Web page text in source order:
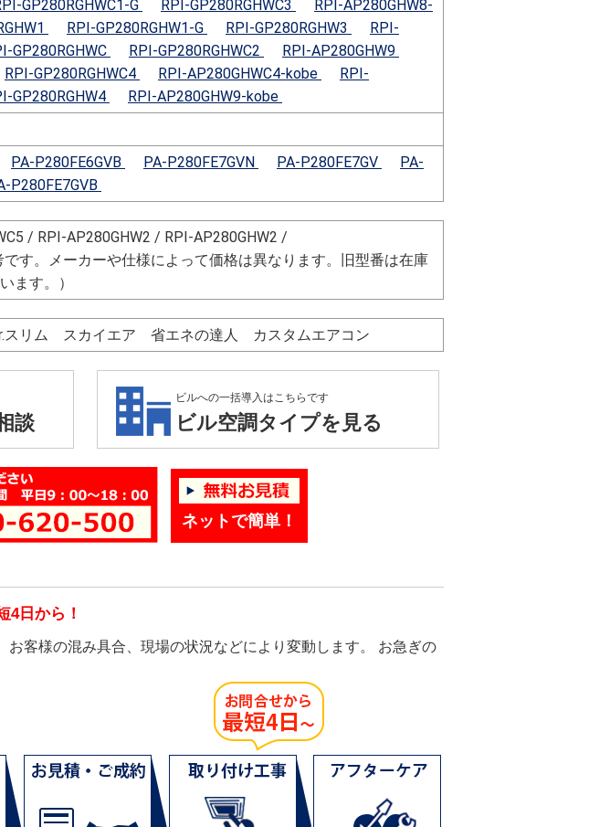
GP280RGHWC1-G RPI-GP280RGHWC3
RPI-AP280GHW8-
RPI-GP280RGHW1-G RPI-GP280RGHW3
RPI-
GP280RGHWC RPI-GP280RGHWC2
RPI-AP280GHW9
RPI-GP280RGHWC4 RPI-AP280GHWC4-kobe
RPI-
GP280RGHW4
RPI-AP280GHW9-kobe
PA-P280FE6GVB PA-P280FE7GVN PA-P280FE7GV
PA-
P280FE7GVB
/ RPI-AP280GHW2 / RPI-AP280GHW2 /
す。メーカーや仕様によって価格は異なります。旧型番は在庫
ます。）
スリム スカイエア 省エネの達人 カスタムエアコン
談
ビルへの一括導入はこちらです
ビル空調タイプを見る
ネットで簡単！
4日から！
客様の混み具合、現場の状況などにより変動します。 お急ぎの